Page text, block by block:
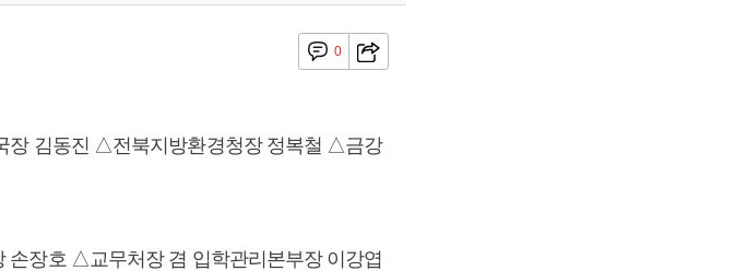
0
김동진 △전북지방환경청장 정복철 △금강
장호 △교무처장 겸 입학관리본부장 이강엽